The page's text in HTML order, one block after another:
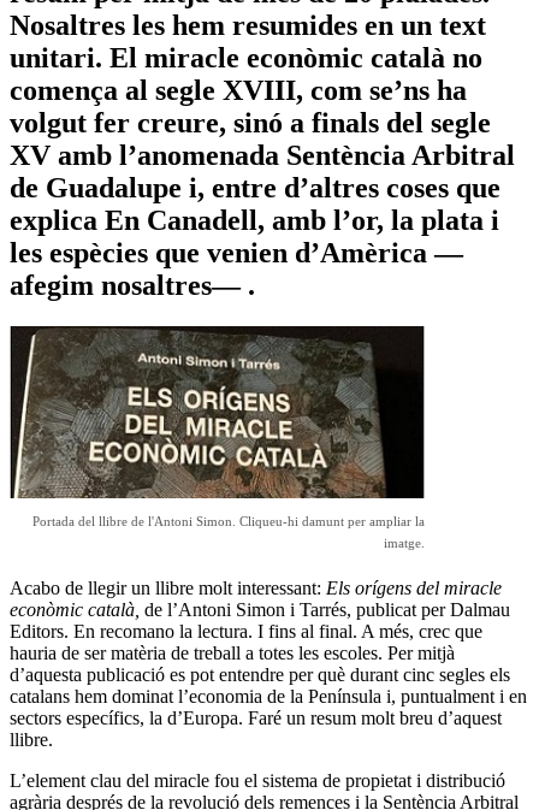
Nosaltres les hem resumides en un text
unitari. El miracle econòmic català no
comença al segle XVIII, com se’ns ha
volgut fer creure, sinó a finals del segle
XV amb l’anomenada Sentència Arbitral
de Guadalupe i, entre d’altres coses que
explica En Canadell, amb l’or, la plata i
les espècies que venien d’Amèrica —
afegim nosaltres— .
Portada del llibre de l'Antoni Simon. Cliqueu-hi damunt per ampliar la
imatge.
Acabo de llegir un llibre molt interessant: Els orígens del miracle
econòmic català, de l’Antoni Simon i Tarrés, publicat per Dalmau
Editors. En recomano la lectura. I fins al final. A més, crec que
hauria de ser matèria de treball a totes les escoles. Per mitjà
d’aquesta publicació es pot entendre per què durant cinc segles els
catalans hem dominat l’economia de la Península i, puntualment i en
sectors específics, la d’Europa. Faré un resum molt breu d’aquest
llibre.
L’element clau del miracle fou el sistema de propietat i distribució
agrària després de la revolució dels remences i la Sentència Arbitral